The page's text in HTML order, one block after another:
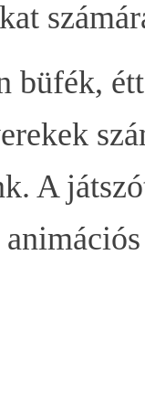
büfék,
A